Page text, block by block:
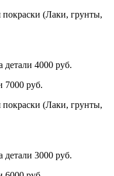
(Лаки, грунты,
детали 4000 руб.
7000 руб.
(Лаки, грунты,
детали 3000 руб.